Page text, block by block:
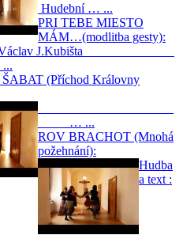
Hudební … ...
PRI TEBE MIESTO
MÁM…(modlitba gesty):
: Václav J.Kubišta
(Příchod Královny
… ...
ROV BRACHOT (Mnohá
požehnání):
Hudba
a text :